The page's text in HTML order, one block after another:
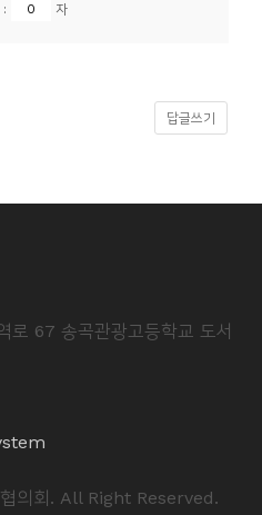
자
답글쓰기
67 송곡관광고등학교 도서
의회. All Right Reserved.